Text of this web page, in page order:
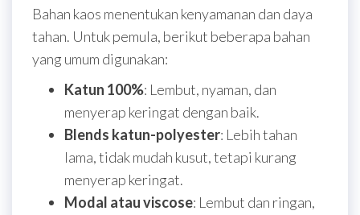
Bahan kaos menentukan kenyamanan dan daya
tahan. Untuk pemula, berikut beberapa bahan
yang umum digunakan:
Katun 100%: Lembut, nyaman, dan
menyerap keringat dengan baik.
Blends katun-polyester: Lebih tahan
lama, tidak mudah kusut, tetapi kurang
menyerap keringat.
Modal atau viscose: Lembut dan ringan,